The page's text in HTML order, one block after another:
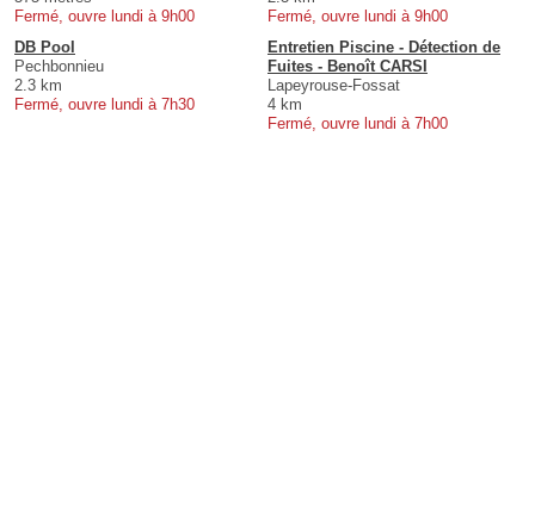
Fermé, ouvre lundi à 9h00
Fermé, ouvre lundi à 9h00
DB Pool
Pechbonnieu
2.3 km
Fermé, ouvre lundi à 7h30
Entretien Piscine - Détection de
Fuites - Benoît CARSI
Lapeyrouse-Fossat
4 km
Fermé, ouvre lundi à 7h00